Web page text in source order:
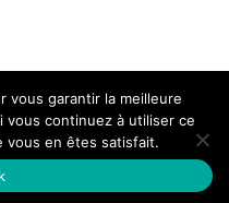
contacter
solidaire et engagée–
vous garantir la meilleure
continuez à utiliser ce
vous en êtes satisfait.